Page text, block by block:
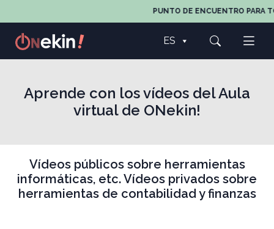
PUNTO DE ENCUENTRO PARA
ES
Aprende con los vídeos del Aula
virtual de ONekin!
Vídeos públicos sobre herramientas
informáticas, etc. Vídeos privados sobre
herramientas de contabilidad y finanzas